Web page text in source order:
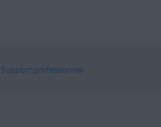
Support professionnel